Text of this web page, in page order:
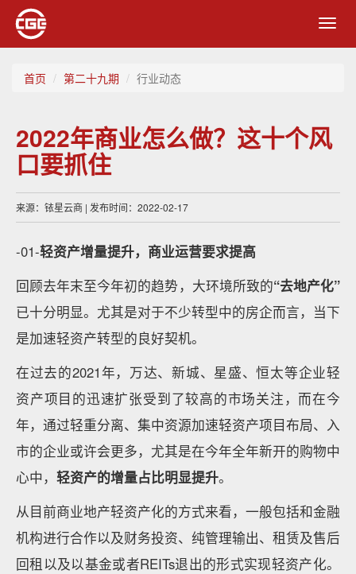
首页 第二十九期 行业动态
2022年商业怎么做？这十个风
口要抓住
来源：铱星云商 | 发布时间：2022-02-17
-01-轻资产增量提升，商业运营要求提高
回顾去年末至今年初的趋势，大环境所致的“去地产化”
已十分明显。尤其是对于不少转型中的房企而言，当下
是加速轻资产转型的良好契机。
在过去的2021年，万达、新城、星盛、恒太等企业轻
资产项目的迅速扩张受到了较高的市场关注，而在今
年，通过轻重分离、集中资源加速轻资产项目布局、入
市的企业或许会更多，尤其是在今年全年新开的购物中
心中， 轻资产的增量占比明显提升。
从目前商业地产轻资产化的方式来看，一般包括和金融
机构进行合作以及财务投资、纯管理输出、租赁及售后
回租以及以基金或者REITs退出的形式实现轻资产化。